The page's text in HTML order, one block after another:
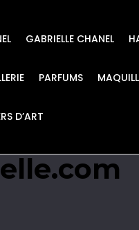
GABRIELLE CHANEL
PARFUMS
D’ART